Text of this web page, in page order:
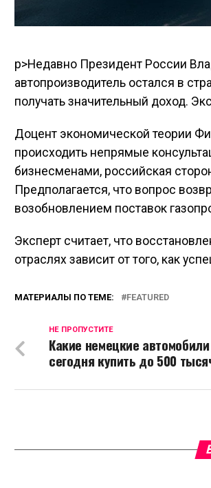
p>Недавно Президент России
автопроизводитель остался в
получать значительный доход.
Доцент экономической теории
происходить непрямые
бизнесменами, российская
Предполагается, что вопрос
возобновлением поставок
Эксперт считает, что
отраслях зависит от того, как
МАТЕРИАЛЫ ПО ТЕМЕ: FEATURED
НЕ ПРОПУСТИТЕ
Какие немецкие
сегодня купить до 500